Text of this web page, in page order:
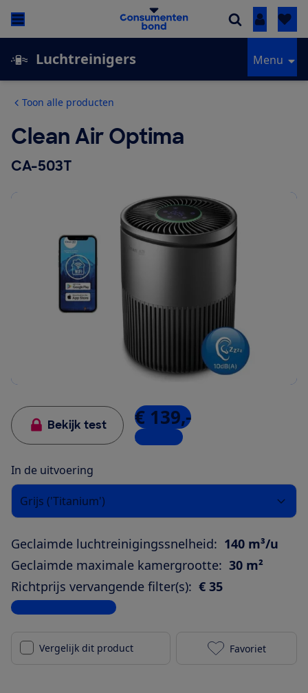
Inloggen
Luchtreinigers Menu
Toon alle producten
Clean Air Optima
CA-503T
Bekijk test € 139,-
3 winkels
In de uitvoering
Grijs ('Titanium')
Geclaimde luchtreinigingssnelheid: 140 m³/u
Geclaimde maximale kamergrootte: 30 m²
Richtprijs vervangende filter(s): € 35
Bekijk alle specificaties
Vergelijk dit product Clean Air
Favoriet